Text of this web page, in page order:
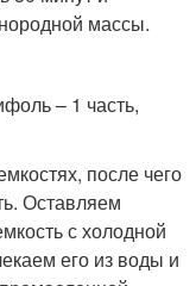
массы.
– 1 часть,
после чего
Оставляем
с холодной
его из воды и